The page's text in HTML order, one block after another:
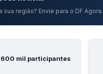
sua região? Envie para o DF Agora.
600 mil participantes